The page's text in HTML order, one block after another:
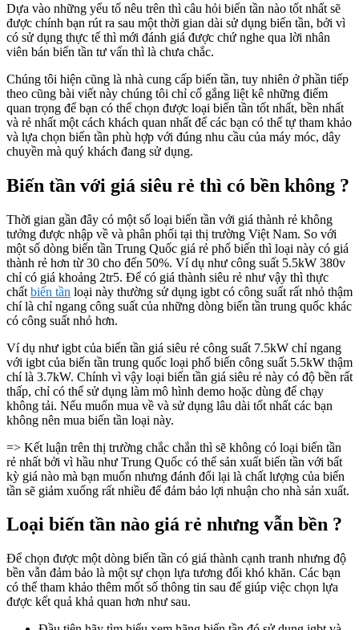
Dựa vào những yếu tố nêu trên thì câu hỏi biến tần nào tốt nhất sẽ
được chính bạn rút ra sau một thời gian dài sử dụng biến tần, bởi vì
có sử dụng thực tế thì mới đánh giá được chứ nghe qua lời nhân
viên bán biến tần tư vấn thì là chưa chắc.
Chúng tôi hiện cũng là nhà cung cấp biến tần, tuy nhiên ở phần tiếp
theo cũng bài viết này chúng tôi chỉ cố gắng liệt kê những điểm
quan trọng để bạn có thể chọn được loại biến tần tốt nhất, bền nhất
và rẻ nhất một cách khách quan nhất để các bạn có thể tự tham khảo
và lựa chọn biến tần phù hợp với đúng nhu cầu của máy móc, dây
chuyền mà quý khách đang sử dụng.
Biến tần với giá siêu rẻ thì có bền không ?
Thời gian gần đây có một số loại biến tần với giá thành rẻ không
tưởng được nhập về và phân phối tại thị trường Việt Nam. So với
một số dòng biến tần Trung Quốc giá rẻ phổ biến thì loại này có giá
thành rẻ hơn từ 30 cho đến 50%. Ví dụ như công suất 5.5kW 380v
chỉ có giá khoảng 2tr5. Để có giá thành siêu rẻ như vậy thì thực
chất biến tần loại này thường sử dụng igbt có công suất rất nhỏ thậm
chí là chỉ ngang công suất của những dòng biến tần trung quốc khác
có công suất nhỏ hơn.
Ví dụ như igbt của biến tần giá siêu rẻ công suất 7.5kW chỉ ngang
với igbt của biến tần trung quốc loại phổ biến công suất 5.5kW thậm
chí là 3.7kW. Chính vì vậy loại biến tần giá siêu rẻ này có độ bền rất
thấp, chỉ có thể sử dụng làm mô hình demo hoặc dùng để chạy
không tải. Nếu muốn mua về và sử dụng lâu dài tốt nhất các bạn
không nên mua biến tần loại này.
=> Kết luận trên thị trường chắc chắn thì sẽ không có loại biến tần
rẻ nhất bởi vì hầu như Trung Quốc có thể sản xuất biến tần với bất
kỳ giá nào mà bạn muốn nhưng đánh đổi lại là chất lượng của biến
tần sẽ giảm xuống rất nhiều để đảm bảo lợi nhuận cho nhà sản xuất.
Loại biến tần nào giá rẻ nhưng vẫn bền ?
Để chọn được một dòng biến tần có giá thành cạnh tranh nhưng độ
bền vẫn đảm bảo là một sự chọn lựa tương đối khó khăn. Các bạn
có thể tham khảo thêm mốt số thông tin sau để giúp việc chọn lựa
được kết quả khả quan hơn như sau.